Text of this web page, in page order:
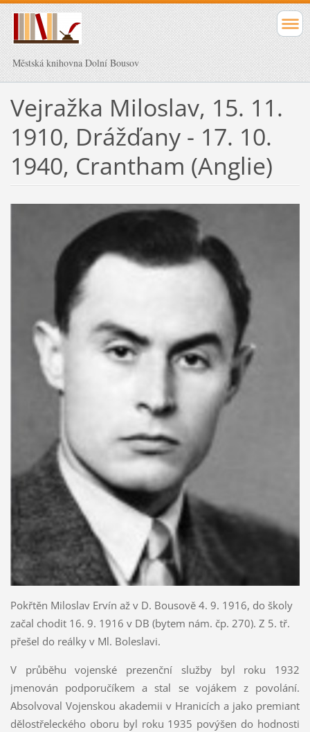
Městská knihovna Dolní Bousov
Vejražka Miloslav, 15. 11.
1910, Drážďany - 17. 10.
1940, Crantham (Anglie)
Pokřtěn Miloslav Ervín až v D. Bousově 4. 9. 1916, do školy
začal chodit 16. 9. 1916 v DB (bytem nám. čp. 270). Z 5. tř.
přešel do reálky v Ml. Boleslavi.
V průběhu vojenské prezenční služby byl roku 1932
jmenován podporučíkem a stal se vojákem z povolání.
Absolvoval Vojenskou akademii v Hranicích a jako premiant
dělostřeleckého oboru byl roku 1935 povýšen do hodnosti